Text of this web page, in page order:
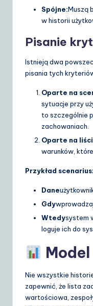
Spójne:Muszą
w historii
Pisanie
Istnieją dwa
pisania tych
Oparte na
sytuacje przy
to szczególnie
zachowaniach.
Oparte na
warunków,
Przykład
Dane
Gdy
Wtedysystem
loguje ich do
Model
Nie wszystkie
zapewnić, że lista
wartościowa,